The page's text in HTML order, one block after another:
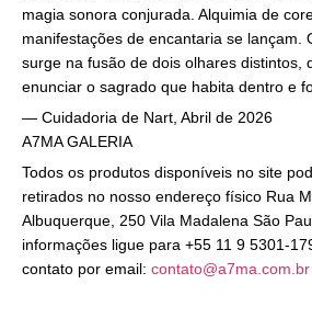
magia sonora conjurada. Alquimia de
manifestações de encantaria se lançam.
surge na fusão de dois olhares distintos,
enunciar o sagrado que habita dentro e
— Cuidadoria de Nart, Abril de 2026
A7MA GALERIA
Todos os produtos disponíveis no site
retirados no nosso endereço físico Rua
Albuquerque, 250 Vila Madalena São
informações ligue para +55 11 9 5301-
contato por email: contato@a7ma.com.br